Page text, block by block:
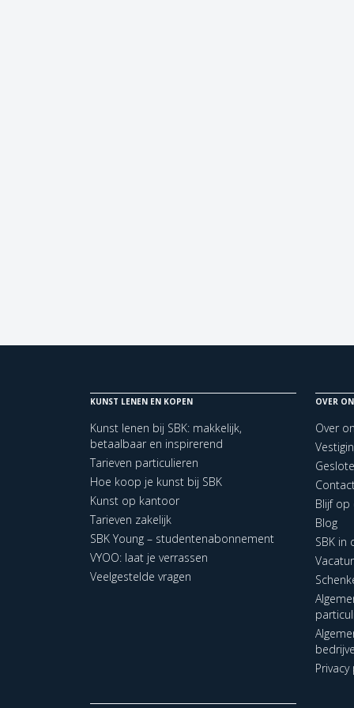
KUNST LENEN EN KOPEN
Kunst lenen bij SBK: makkelijk,
betaalbaar en inspirerend
Tarieven particulieren
Hoe koop je kunst bij SBK
Kunst op kantoor
Tarieven zakelijk
SBK Young – studentenabonnement
VYOO: laat je verrassen
Veelgestelde vragen
OVER
Over
Blijf op
Blog
SBK in